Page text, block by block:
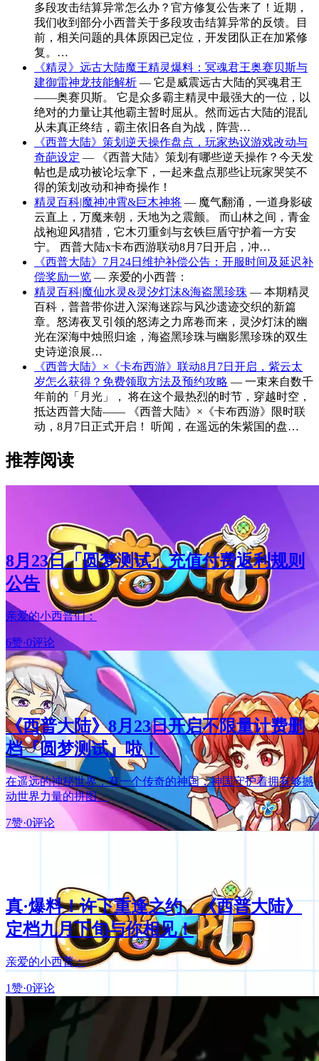
多段攻击结算异常怎么办？官方修复公告来了！近期，
我们收到部分小西普关于多段攻击结算异常的反馈。目
前，相关问题的具体原因已定位，开发团队正在加紧修
复。…
《精灵》远古大陆魔王精灵爆料：冥魂君王奥赛贝斯与
建御雷神龙技能解析 — 它是威震远古大陆的冥魂君王
——奥赛贝斯。 它是众多霸主精灵中最强大的一位，以
绝对的力量让其他霸主暂时屈从。然而远古大陆的混乱
从未真正终结，霸主依旧各自为战，阵营…
《西普大陆》策划逆天操作盘点，玩家热议游戏改动与
奇葩设定 — 《西普大陆》策划有哪些逆天操作？今天发
帖也是成功被论坛拿下，一起来盘点那些让玩家哭笑不
得的策划改动和神奇操作！
精灵百科|魔神冲霄&巨木神将 — 魔气翻涌，一道身影破
云直上，万魔来朝，天地为之震颤。 而山林之间，青金
战袍迎风猎猎，它木刃重剑与玄铁巨盾守护着一方安
宁。 西普大陆x卡布西游联动8月7日开启，冲…
《西普大陆》7月24日维护补偿公告：开服时间及延迟补
偿奖励一览 — 亲爱的小西普：
精灵百科|魔仙水灵&灵汐灯沫&海盗黑珍珠 — 本期精灵
百科，普普带你进入深海迷踪与风沙遗迹交织的新篇
章。怒涛夜叉引领的怒涛之力席卷而来，灵汐灯沫的幽
光在深海中烛照归途，海盗黑珍珠与幽影黑珍珠的双生
史诗逆浪展…
《西普大陆》×《卡布西游》联动8月7日开启，紫云太
岁怎么获得？免费领取方法及预约攻略 — 一束来自数千
年前的「月光」， 将在这个最热烈的时节，穿越时空，
抵达西普大陆—— 《西普大陆》×《卡布西游》限时联
动，8月7日正式开启！ 听闻，在遥远的朱紫国的盘…
推荐阅读
8月23日「圆梦测试」充值付费返利规则
公告
亲爱的小西普们：
6赞·0评论
《西普大陆》8月23日开启不限量计费删
档『圆梦测试』啦！
在遥远的神秘世界，有一个传奇的神国，神国守护着拥有够撼
动世界力量的拼图。
7赞·0评论
真·爆料！许下重逢之约，《西普大陆》
定档九月下旬与你相见！
亲爱的小西普：
1赞·0评论